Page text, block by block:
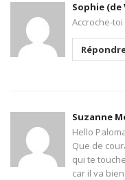
Sophie (de
Accroche-
Suzanne
Hello
Que de
qui te
car il va